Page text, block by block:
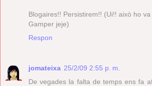
Blogaires!! Persistirem!! (Ui!! això ho
Gamper jeje)
Respon
jomateixa 25/2/09 2:55 p. m.
De vegades la falta de temps ens fa